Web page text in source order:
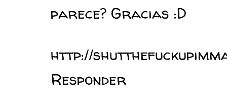
parece? Gracias :D
http://
Responder